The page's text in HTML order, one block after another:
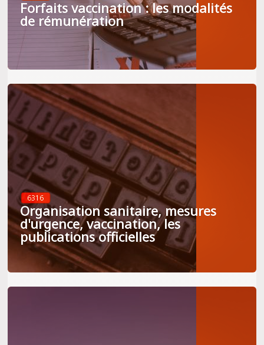
Forfaits vaccination : les modalités
de rémunération
6316
Organisation sanitaire, mesures
d'urgence, vaccination, les
publications officielles